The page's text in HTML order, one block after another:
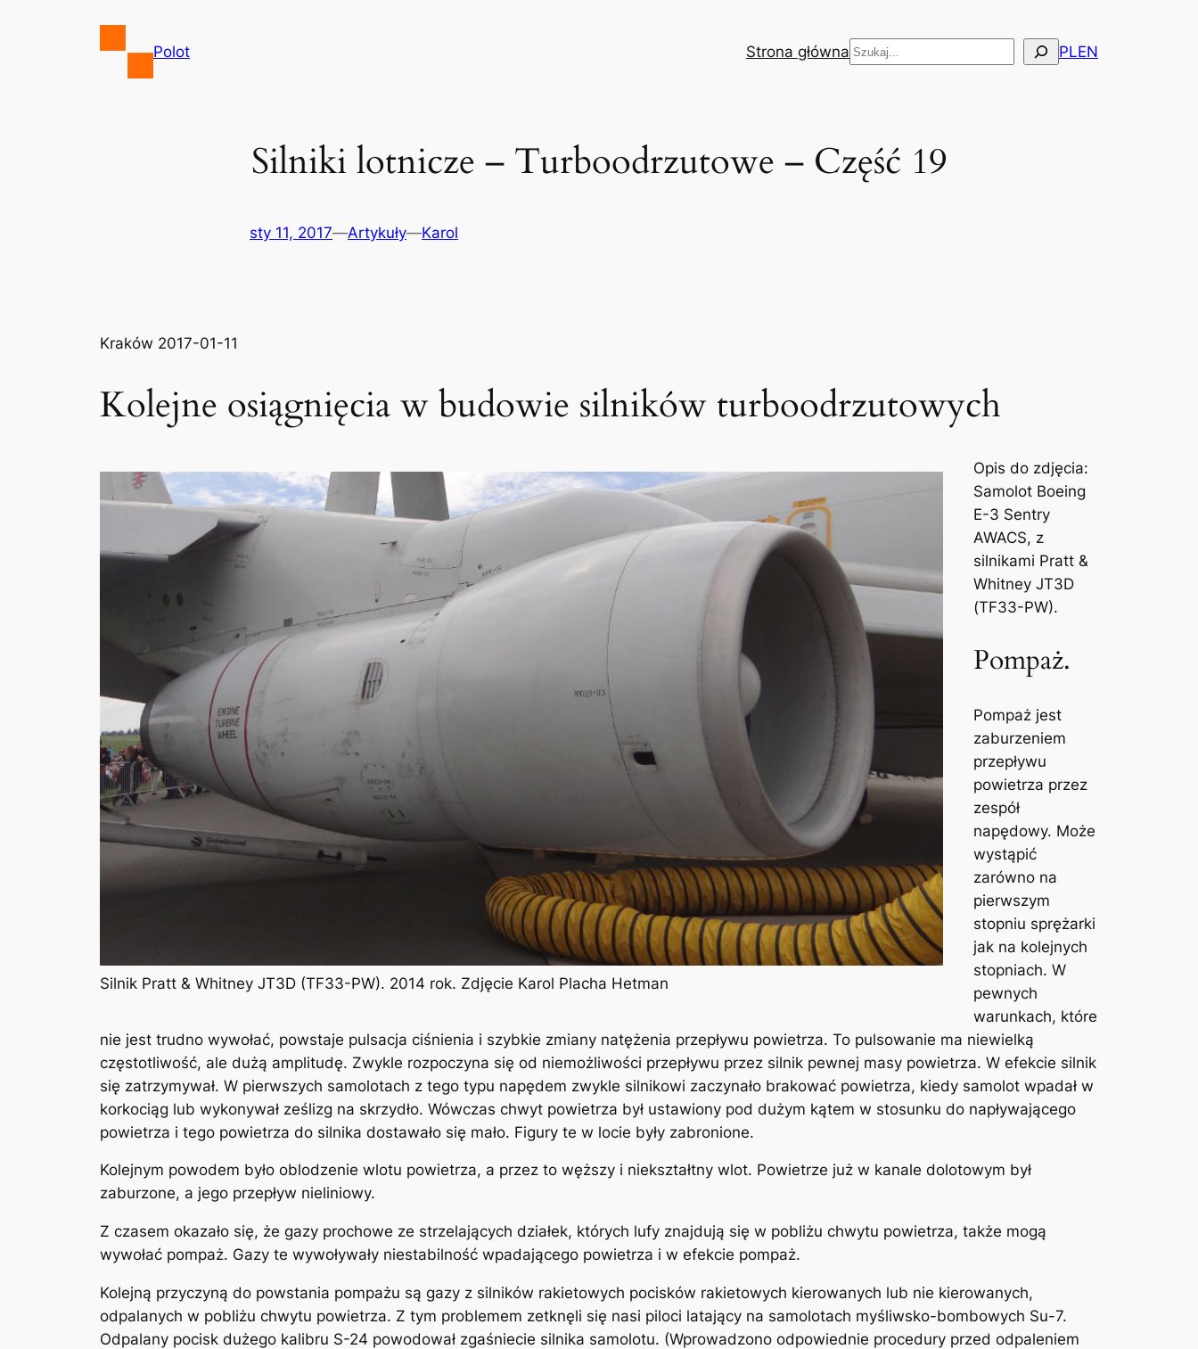
Polot Strona główna Szukaj PLEN
Silniki lotnicze – Turboodrzutowe – Część 19
sty 11, 2017—Artykuły—Karol
Kraków 2017-01-11
Kolejne osiągnięcia w budowie silników turboodrzutowych
Silnik Pratt & Whitney JT3D (TF33-PW). 2014 rok. Zdjęcie Karol Placha Hetman
Opis do zdjęcia:
Samolot Boeing
E-3 Sentry
AWACS, z
silnikami Pratt &
Whitney JT3D
(TF33-PW).
Pompaż.
Pompaż jest
zaburzeniem
przepływu
powietrza przez
zespół
napędowy. Może
wystąpić
zarówno na
pierwszym
stopniu sprężarki
jak na kolejnych
stopniach. W
pewnych
warunkach, które
nie jest trudno wywołać, powstaje pulsacja ciśnienia i szybkie zmiany natężenia przepływu powietrza. To pulsowanie ma niewielką
częstotliwość, ale dużą amplitudę. Zwykle rozpoczyna się od niemożliwości przepływu przez silnik pewnej masy powietrza. W efekcie silnik
się zatrzymywał. W pierwszych samolotach z tego typu napędem zwykle silnikowi zaczynało brakować powietrza, kiedy samolot wpadał w
korkociąg lub wykonywał ześlizg na skrzydło. Wówczas chwyt powietrza był ustawiony pod dużym kątem w stosunku do napływającego
powietrza i tego powietrza do silnika dostawało się mało. Figury te w locie były zabronione.
Kolejnym powodem było oblodzenie wlotu powietrza, a przez to węższy i niekształtny wlot. Powietrze już w kanale dolotowym był
zaburzone, a jego przepływ nieliniowy.
Z czasem okazało się, że gazy prochowe ze strzelających działek, których lufy znajdują się w pobliżu chwytu powietrza, także mogą
wywołać pompaż. Gazy te wywoływały niestabilność wpadającego powietrza i w efekcie pompaż.
Kolejną przyczyną do powstania pompażu są gazy z silników rakietowych pocisków rakietowych kierowanych lub nie kierowanych,
odpalanych w pobliżu chwytu powietrza. Z tym problemem zetknęli się nasi piloci latający na samolotach myśliwsko-bombowych Su-7.
Odpalany pocisk dużego kalibru S-24 powodował zgaśniecie silnika samolotu. (Wprowadzono odpowiednie procedury przed odpaleniem